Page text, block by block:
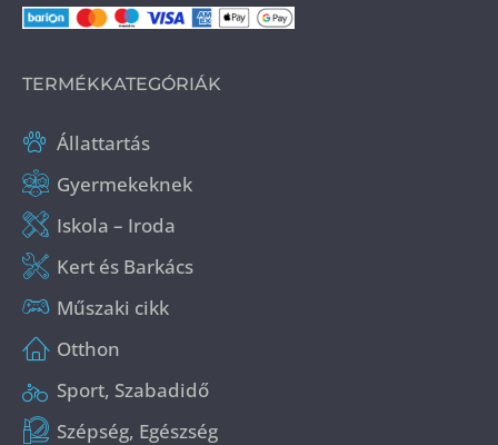
TERMÉKKATEGÓRIÁK
Állattartás
Gyermekeknek
Iskola – Iroda
Kert és Barkács
Műszaki cikk
Otthon
Sport, Szabadidő
Szépség, Egészség